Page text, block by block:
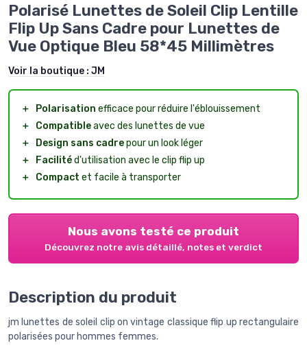
Polarisé Lunettes de Soleil Clip Lentille
Flip Up Sans Cadre pour Lunettes de
Vue Optique Bleu 58*45 Millimètres
Voir la boutique : JM
＋ Polarisation efficace pour réduire l'éblouissement
＋
Compatibleavec des lunettes de vue
＋
Design sans cadrepour un look léger
＋
Facilitéd'utilisation avec le clip flip up
＋
Compact et facile à transporter
Nous avons testé ce produit
Découvrez notre avis détaillé, notes et verdict
Description du produit
jm lunettes de soleil clip on vintage classique flip up rectangulaire
polarisées pour hommes femmes.